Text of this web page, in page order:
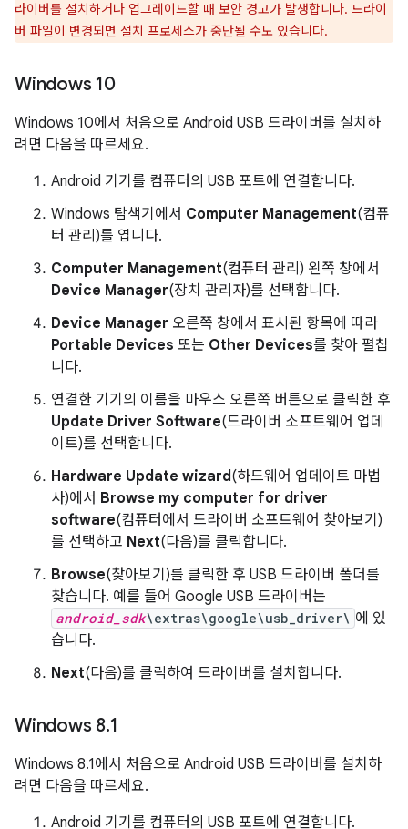
라이버를 설치하거나 업그레이드할 때 보안 경고가 발생합니다. 드라이
버 파일이 변경되면 설치 프로세스가 중단될 수도 있습니다.
Windows 10
Windows 10에서 처음으로 Android USB 드라이버를 설치하
려면 다음을 따르세요.
Android 기기를 컴퓨터의 USB 포트에 연결합니다.
Windows 탐색기에서 Computer Management(컴퓨
터 관리)를 엽니다.
Computer Management(컴퓨터 관리) 왼쪽 창에서
Device Manager(장치 관리자)를 선택합니다.
Device Manager 오른쪽 창에서 표시된 항목에 따라
Portable Devices 또는 Other Devices를 찾아 펼칩
니다.
연결한 기기의 이름을 마우스 오른쪽 버튼으로 클릭한 후
Update Driver Software(드라이버 소프트웨어 업데
이트)를 선택합니다.
Hardware Update wizard(하드웨어 업데이트 마법
사)에서 Browse my computer for driver
software(컴퓨터에서 드라이버 소프트웨어 찾아보기)
를 선택하고 Next(다음)를 클릭합니다.
Browse(찾아보기)를 클릭한 후 USB 드라이버 폴더를
찾습니다. 예를 들어 Google USB 드라이버는
android_sdk\extras\google\usb_driver\ 에 있
습니다.
Next(다음)를 클릭하여 드라이버를 설치합니다.
Windows 8.1
Windows 8.1에서 처음으로 Android USB 드라이버를 설치하
려면 다음을 따르세요.
Android 기기를 컴퓨터의 USB 포트에 연결합니다.